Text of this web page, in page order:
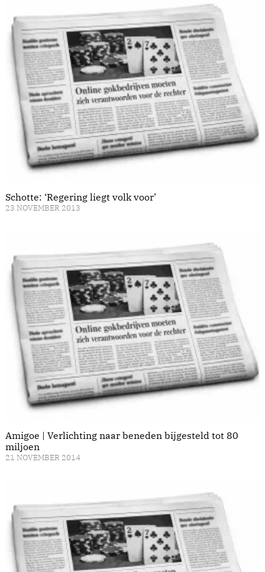
Schotte: ‘Regering liegt volk voor’
23 NOVEMBER 2013
Amigoe | Verlichting naar beneden bijgesteld tot 80
miljoen
21 NOVEMBER 2014